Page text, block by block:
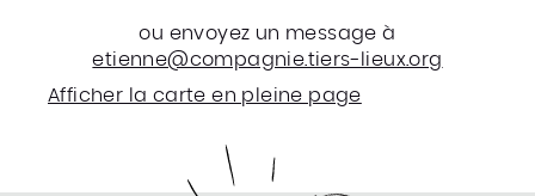
ou envoyez un message à
etienne@compagnie.tiers-lieux.org
Afficher la carte en pleine page